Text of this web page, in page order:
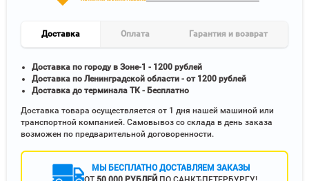
Доставка Оплата Гарантия и возврат
Доставка по городу в Зоне-1 - 1200 рублей
Доставка по Ленинградской области - от 1200 рублей
Доставка до терминала ТК - Бесплатно
Доставка товара осуществляется от 1 дня нашей машиной или
транспортной компанией. Самовывоз со склада в день заказа
возможен по предварительной договоренности.
МЫ БЕСПЛАТНО ДОСТАВЛЯЕМ ЗАКАЗЫ